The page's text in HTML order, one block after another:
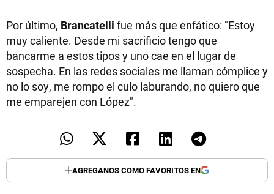
Por último, Brancatelli fue más que enfático: "Estoy
muy caliente. Desde mi sacrificio tengo que
bancarme a estos tipos y uno cae en el lugar de
sospecha. En las redes sociales me llaman cómplice y
no lo soy, me rompo el culo laburando, no quiero que
me emparejen con López".
AGREGANOS COMO FAVORITOS EN